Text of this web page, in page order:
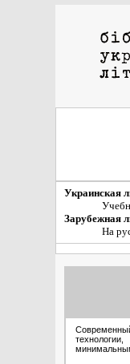
Украинская
Зарубежная
На